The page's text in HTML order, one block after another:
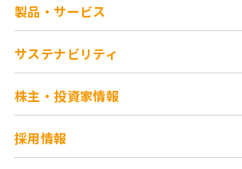
製品・サービス
サステナビリティ
株主・投資家情報
採用情報